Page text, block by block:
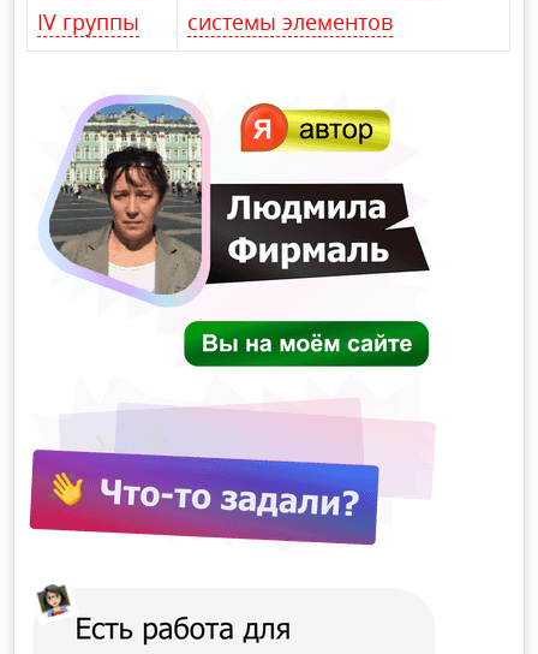
IV группы
системы элементов